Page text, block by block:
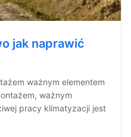
jak naprawić
ważnym elementem
ważnym
pracy klimatyzacji jest